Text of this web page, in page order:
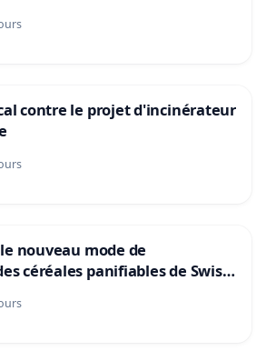
contre le projet d'incinérateur
nouveau mode de
céréales panifiables de Swiss
la teneur en protéines